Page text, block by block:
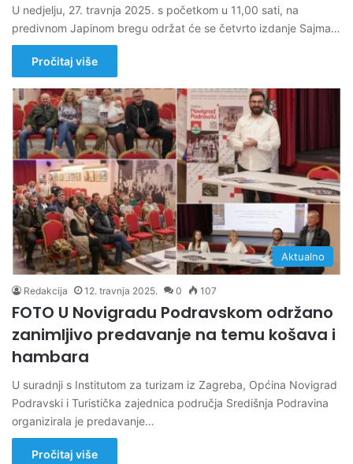
U nedjelju, 27. travnja 2025. s početkom u 11,00 sati, na
predivnom Japinom bregu održat će se četvrto izdanje Sajma…
Pročitaj više
Aktualno
Redakcija 12. travnja 2025. 0 107
FOTO U Novigradu Podravskom održano
zanimljivo predavanje na temu košava i
hambara
U suradnji s Institutom za turizam iz Zagreba, Općina Novigrad
Podravski i Turistička zajednica područja Središnja Podravina
organizirala je predavanje…
Pročitaj više